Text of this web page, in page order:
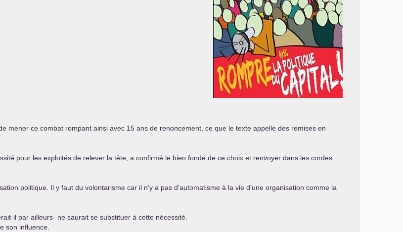
mener ce combat rompant ainsi avec 15 ans de renoncement, ce que le texte appelle des remises en
pour les exploités de relever la tête, a confirmé le bien fondé de ce choix et renvoyer dans les cordes
politique. Il y faut du volontarisme car il n’y a pas d’automatisme à la vie d’une organisation comme la
il par ailleurs- ne saurait se substituer à cette nécessité.
son influence.